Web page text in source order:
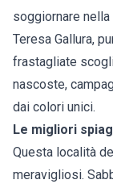
soggiornare
Teresa Gallura,
frastagliate
nascoste,
dai colori unici.
Le migliori
Questa località
meravigliosi.